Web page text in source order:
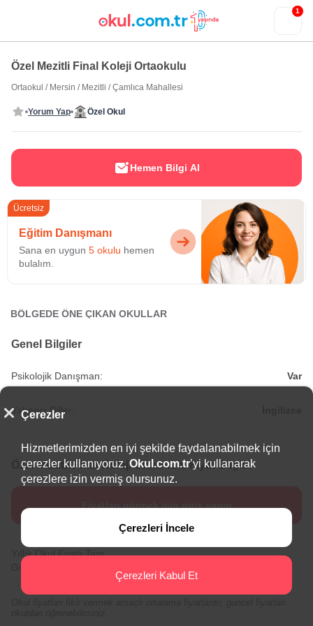
1
Özel Mezitli Final Koleji Ortaokulu
Ortaokul / Mersin / Mezitli /Çamlıca Mahallesi
Yorum Yap Özel Okul
Hemen Bilgi Al
Ücretsiz
Eğitim Danışmanı
Sana en uygun 5 okulu hemen
bulalım.
BÖLGEDE ÖNE ÇIKAN OKULLAR
Genel Bilgiler
Psikolojik Danışman: Var
Yabancı Diller:
Özel Mezitli Final Koleji Ortaokulu Fiyat Bilgisi
Fiyatları görmek için giriş yapın
Yıllık Okul Fiyatı Tam
Fiyat için giriş yapın
Çerezler
Hizmetlerimizden en iyi şekilde faydalanabilmek için
çerezler kullanıyoruz. Okul.com.tr’yi kullanarak
çerezlere izin vermiş olursunuz.
Çerezleri İncele
Çerezleri Kabul Et